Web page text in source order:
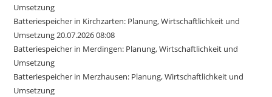
Umsetzung
Batteriespeicher in Kirchzarten: Planung, Wirtschaftlichkeit und
Umsetzung 20.07.2026 08:08
Batteriespeicher in Merdingen: Planung, Wirtschaftlichkeit und
Umsetzung
Batteriespeicher in Merzhausen: Planung, Wirtschaftlichkeit und
Umsetzung